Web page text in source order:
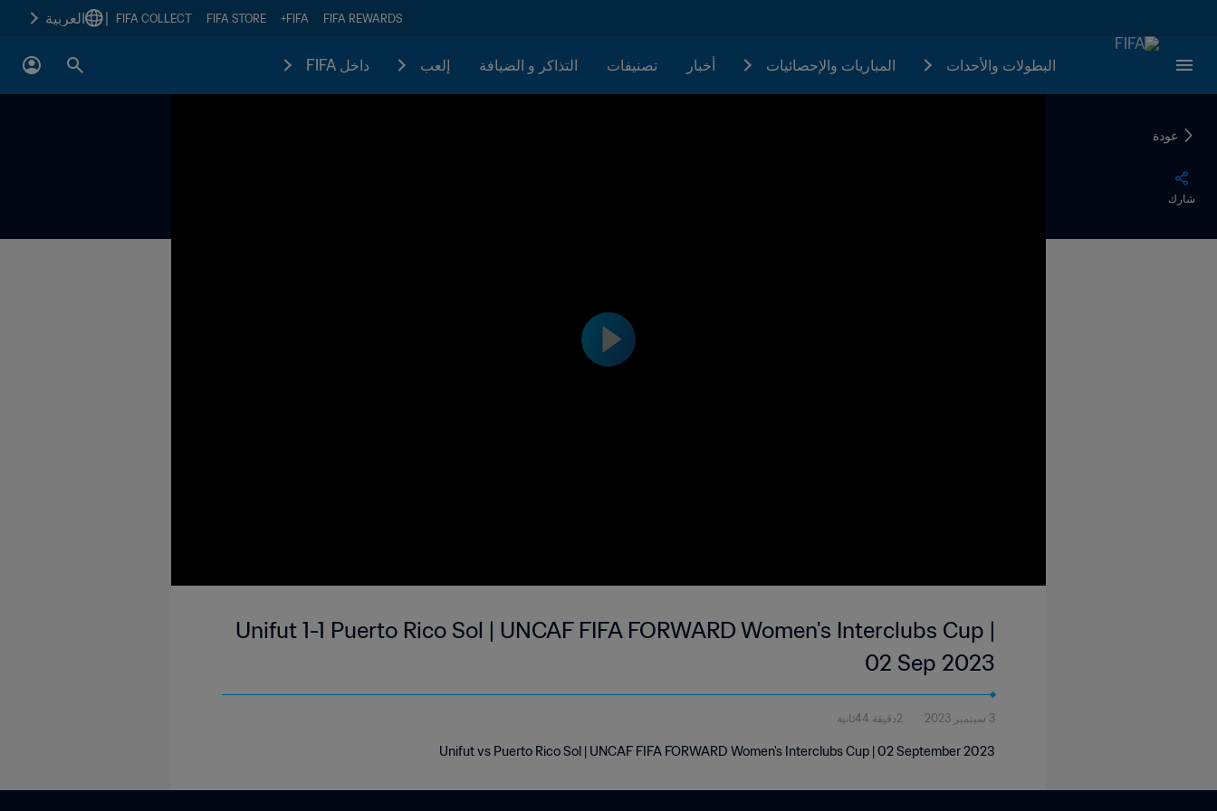
FIFA REWARDS
FIFA+
FIFA STORE
FIFA COLLECT العربية
البطولات والأحدات المباريات والإحصائيات أخبار تصنيفات التذاكر و الضيافة إلعب داخل FIFA
عودة
شارك
Unifut 1-1 Puerto Rico Sol | UNCAF FIFA FORWARD Women's Interclubs Cup |
02 Sep 2023
3 سبتمبر 2023 2دقيقة 44ثانية
Unifut vs Puerto Rico Sol | UNCAF FIFA FORWARD Women's Interclubs Cup | 02 September 2023